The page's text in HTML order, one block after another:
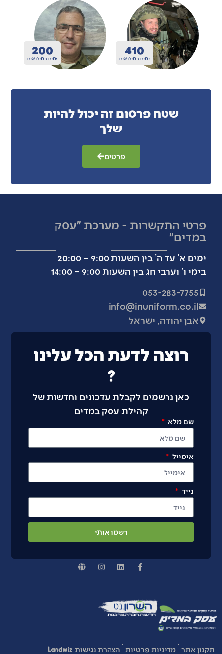
ימים במילואים
410
ימים במילואים
200
שטח פרסום זה יכול להיות
שלך
פרטים
פרטי התקשרות - מערכת ״עסק
במדים״
ימים א’ עד ה’ בין השעות 9:00 – 20:00
בימי ו’ וערבי חג בין השעות 9:00 – 14:00
053-283-7755
info@inuniform.co.il
אבן יהודה, ישראל
רוצה לדעת הכל עלינו
?
כאן נרשמים לקבלת עדכונים וחדשות של
קהילת עסק במדים
שם מלא
אימייל
נייד
רשמו אותי
תקנון אתר מדיניות פרטיות הצהרת נגישות